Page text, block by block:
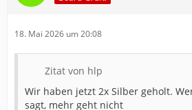
18. Mai 2026 um 20:08
Zitat von hlp
Wir haben jetzt 2x Silber geholt.
sagt, mehr geht nicht